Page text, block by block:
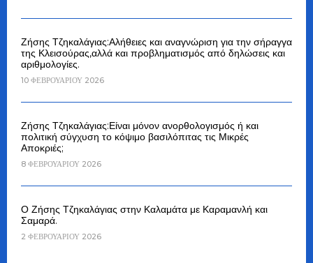
Ζήσης Τζηκαλάγιας:Αλήθειες και αναγνώριση για την σήραγγα
της Κλεισούρας,αλλά και προβληματισμός από δηλώσεις και
αριθμολογίες.
10 ΦΕΒΡΟΥΑΡΊΟΥ 2026
Ζήσης Τζηκαλάγιας:Είναι μόνον ανορθολογισμός ή και
πολιτική σύγχυση το κόψιμο βασιλόπιτας τις Μικρές
Αποκριές;
8 ΦΕΒΡΟΥΑΡΊΟΥ 2026
Ο Ζήσης Τζηκαλάγιας στην Καλαμάτα με Καραμανλή και
Σαμαρά.
2 ΦΕΒΡΟΥΑΡΊΟΥ 2026